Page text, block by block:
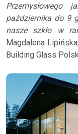
Przemysłowego
października do 9
nasze szkło w
Magdalena
Building Glass